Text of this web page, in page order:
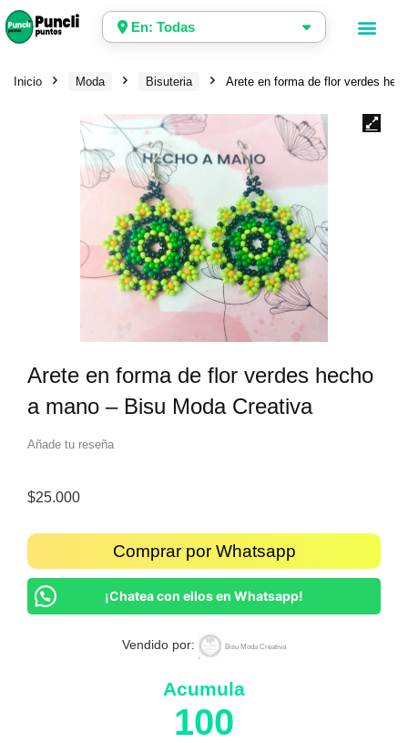
En: Todas
Inicio Moda Bisuteria Arete en forma de flor verdes
Arete en forma de flor verdes hecho
a mano – Bisu Moda Creativa
Añade tu reseña
$25.000
Comprar por Whatsapp
¡Chatea con ellos en Whatsapp!
Vendido por: Bisu Moda Creativa
Acumula
100